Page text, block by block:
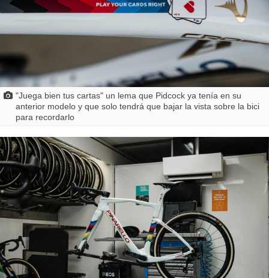
"Juega bien tus cartas" un lema que Pidcock ya tenía en su
anterior modelo y que solo tendrá que bajar la vista sobre la bici
para recordarlo